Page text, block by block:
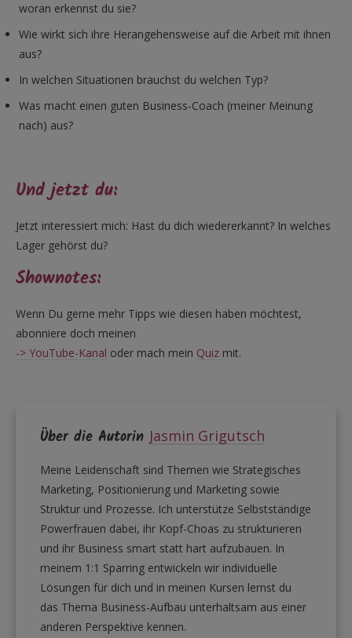
woran erkennst du sie?
Wie wirkt sich ihre Herangehensweise auf die Arbeit mit ihnen
aus?
In welchen Situationen brauchst du welchen Typ?
Was macht einen guten Business-Coach (meiner Meinung
nach) aus?
Und jetzt du:
Jetzt interessiert mich: Hast du dich wiedererkannt? In welches
Lager gehörst du?
Shownotes:
Wenn Du gerne mehr Tipps wie diesen haben möchtest,
abonniere doch meinen
-> YouTube-Kanal oder mach mein Quiz mit.
Über die AutorinJasmin Grigutsch
Meine Leidenschaft sind Themen wie Strategisches
Marketing, Positionierung und Marketing sowie
Struktur und Prozesse. Ich unterstütze Selbstständige
Powerfrauen dabei, ihr Kopf-Choas zu strukturieren
und ihr Business smart statt hart aufzubauen. In
meinem 1:1 Sparring entwickeln wir individuelle
Lösungen für dich und in meinen Kursen lernst du
das Thema Business-Aufbau unterhaltsam aus einer
anderen Perspektive kennen.